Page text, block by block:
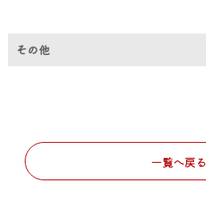
その他
一覧へ戻る